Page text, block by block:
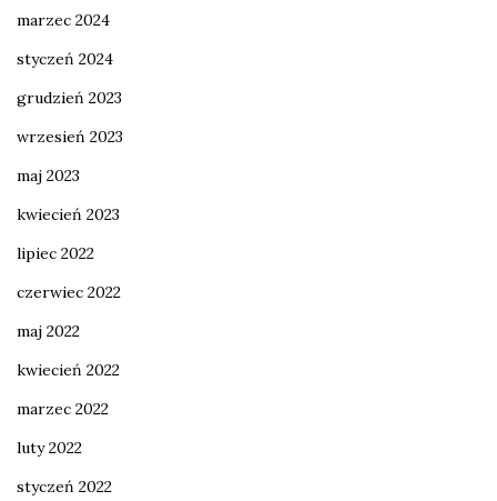
marzec 2024
styczeń 2024
grudzień 2023
wrzesień 2023
maj 2023
kwiecień 2023
lipiec 2022
czerwiec 2022
maj 2022
kwiecień 2022
marzec 2022
luty 2022
styczeń 2022